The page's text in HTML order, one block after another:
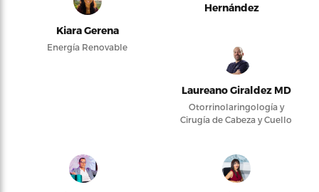
Kiara Gerena
Energía Renovable
Hernández
Laureano Giraldez MD
Otorrinolaringología y
Cirugía de Cabeza y Cuello